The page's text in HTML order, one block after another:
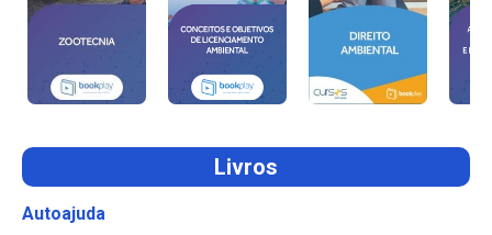
Livros
Autoajuda